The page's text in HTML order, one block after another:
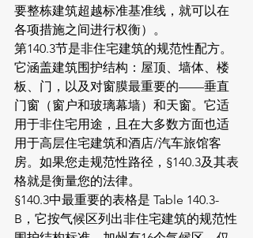
要整栋建筑超越标准基准线，就可以在
各项措施之间进行权衡）。
第140.3节是非住宅建筑的规范性配方。
它涵盖建筑围护结构：屋顶、墙体、楼
板、门，以及对窗膜最重要的——垂直
门窗（窗户和玻璃幕墙）和天窗。它适
用于非住宅用途，且在大多数方面也适
用于高层住宅建筑和酒店/汽车旅馆客
房。如果您走规范性路径，§140.3及其表
格就是衡量您的法律。
§140.3中最重要的表格是 Table 140.3-
B，它按气候区列出非住宅建筑的规范性